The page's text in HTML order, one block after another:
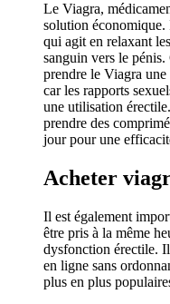
Le Viagra,
solution
qui agit en relaxant
sanguin vers le
prendre le Viagra
car les rapports
une utilisation
prendre des
jour pour une
Acheter
Il est également
être pris à la même
dysfonction érectile. Il
en ligne sans
plus en plus